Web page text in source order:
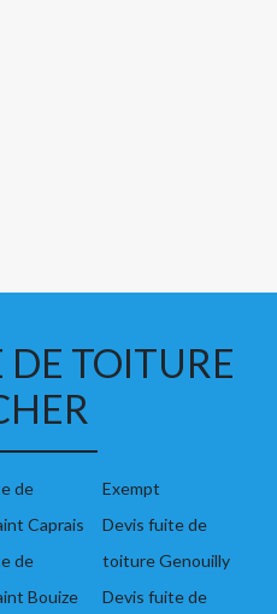
DE TOITURE
de
Caprais
de
Bouize
Exempt
Devis fuite de
toiture Genouilly
Devis fuite de